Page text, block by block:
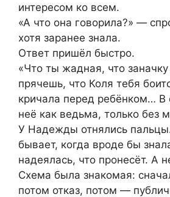
интересом ко всем.
«А что она говорила?» —
хотя заранее знала.
Ответ пришёл быстро.
«Что ты жадная, что
прячешь, что Коля тебя
кричала перед ребёнком…
неё как ведьма, только без
У Надежды отнялись
бывает, когда вроде бы
надеялась, что пронесёт. А
Схема была знакомая:
потом отказ, потом —